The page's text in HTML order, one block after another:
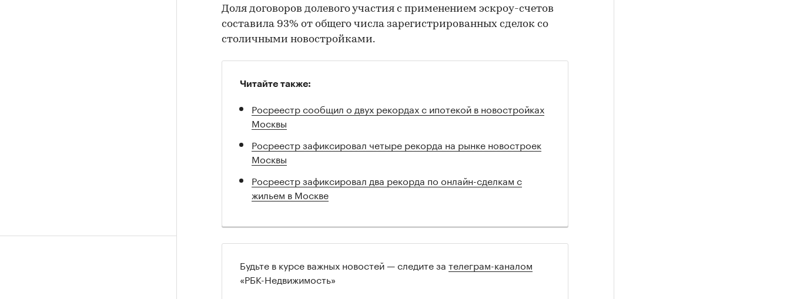
Доля договоров долевого участия с применением эскроу-счетов
составила 93% от общего числа зарегистрированных сделок со
столичными новостройками.
Читайте также:
Росреестр сообщил о двух рекордах с ипотекой в новостройках
Москвы
Росреестр зафиксировал четыре рекорда на рынке новостроек
Москвы
Росреестр зафиксировал два рекорда по онлайн-сделкам с
жильем в Москве
Будьте в курсе важных новостей — следите за телеграм-каналом
«РБК-Недвижимость»